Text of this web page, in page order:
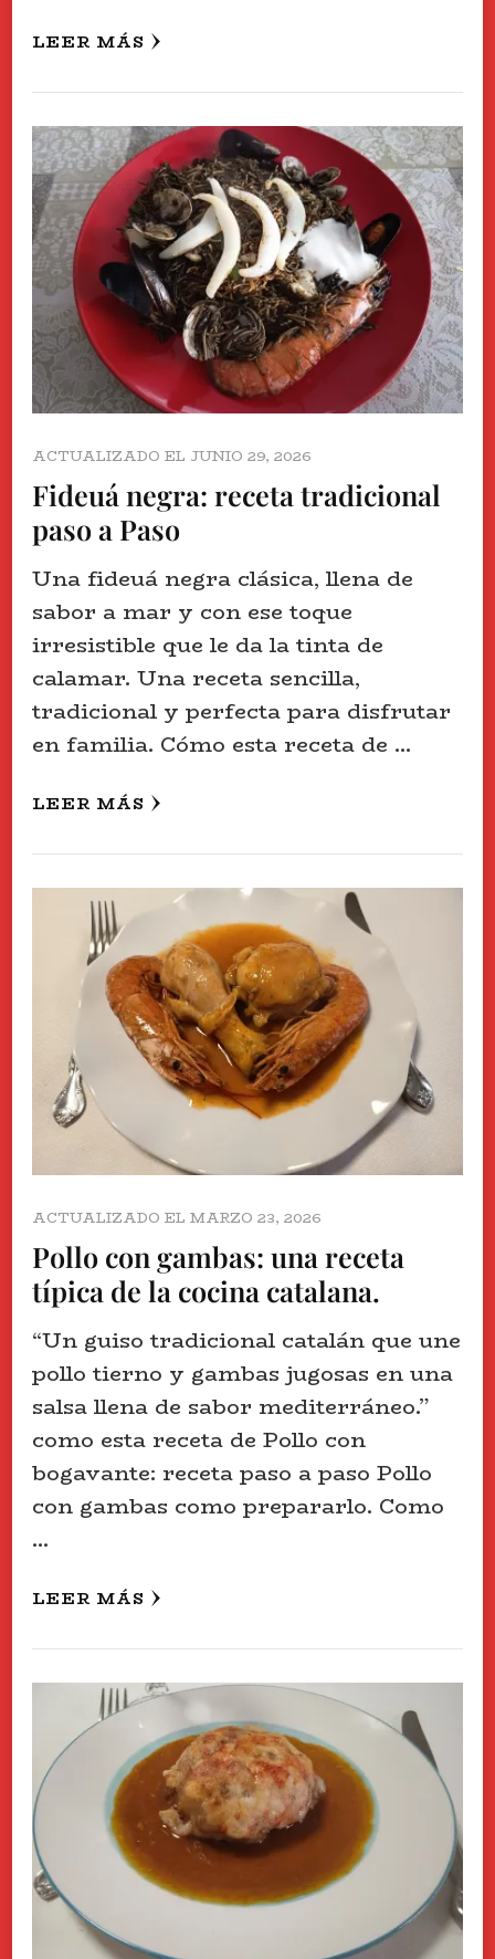
LEER MÁS
ACTUALIZADO EL JUNIO 29, 2026
Fideuá negra: receta tradicional
paso a Paso
Una fideuá negra clásica, llena de
sabor a mar y con ese toque
irresistible que le da la tinta de
calamar. Una receta sencilla,
tradicional y perfecta para disfrutar
en familia. Cómo esta receta de …
LEER MÁS
ACTUALIZADO EL MARZO 23, 2026
Pollo con gambas: una receta
típica de la cocina catalana.
“Un guiso tradicional catalán que une
pollo tierno y gambas jugosas en una
salsa llena de sabor mediterráneo.”
como esta receta de Pollo con
bogavante: receta paso a paso Pollo
con gambas como prepararlo. Como
…
LEER MÁS